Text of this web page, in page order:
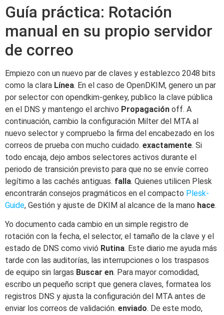
Guía práctica: Rotación
manual en su propio servidor
de correo
Empiezo con un nuevo par de claves y establezco 2048 bits
como la clara Línea. En el caso de OpenDKIM, genero un par
por selector con opendkim-genkey, publico la clave pública
en el DNS y mantengo el archivo Propagación off. A
continuación, cambio la configuración Milter del MTA al
nuevo selector y compruebo la firma del encabezado en los
correos de prueba con mucho cuidado. exactamente. Si
todo encaja, dejo ambos selectores activos durante el
periodo de transición previsto para que no se envíe correo
legítimo a las cachés antiguas. falla. Quienes utilicen Plesk
encontrarán consejos pragmáticos en el compacto Plesk-
Guide, Gestión y ajuste de DKIM al alcance de la mano hace.
Yo documento cada cambio en un simple registro de
rotación con la fecha, el selector, el tamaño de la clave y el
estado de DNS como vivió Rutina. Este diario me ayuda más
tarde con las auditorías, las interrupciones o los traspasos
de equipo sin largas Buscar en. Para mayor comodidad,
escribo un pequeño script que genera claves, formatea los
registros DNS y ajusta la configuración del MTA antes de
enviar los correos de validación. enviado. De este modo,